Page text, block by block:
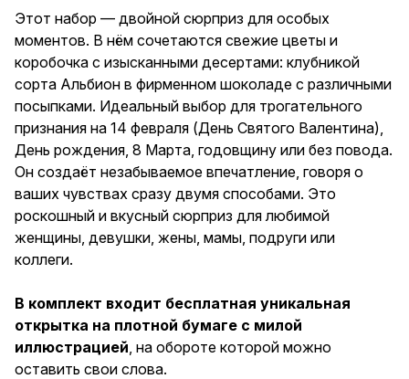
незабываемое впечатление,
говоря о ваших чувствах сразу
двумя способами. Это
роскошный и вкусный сюрприз
для любимой женщины,
девушки, жены, мамы, подруги
или коллеги. В комплект
входит бесплатная уникальная
открытка на плотной бумаге с
милой иллюстрацией, на
обороте которой можно
оставить свои слова. Свежий
букет и сочные ягоды клубники
в шоколаде — для ваших
самых важных людей.
Этот набор — двойной сюрприз для особых
моментов. В нём сочетаются свежие цветы и
коробочка с изысканными десертами: клубникой
сорта Альбион в фирменном шоколаде с различными
посыпками. Идеальный выбор для трогательного
признания на 14 февраля (День Святого Валентина),
День рождения, 8 Марта, годовщину или без повода.
Он создаёт незабываемое впечатление, говоря о
ваших чувствах сразу двумя способами. Это
роскошный и вкусный сюрприз для любимой
женщины, девушки, жены, мамы, подруги или
коллеги.
В комплект входит бесплатная уникальная
открытка на плотной бумаге с милой
иллюстрацией , на обороте которой можно
оставить свои слова.